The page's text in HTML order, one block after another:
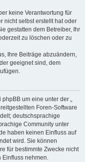
keine Verantwortung für
nicht selbst erstellt hat oder
gestatten dem Betreiber, Ihr
zu löschen oder zu
Ihre Beiträge abzuändern,
geeignet sind, dem
um eine unter der „
Foren-Software
deutschsprachige
Community unter
haben keinen Einfluss auf
wird. Sie können
für bestimmte Zwecke nicht
Einfluss nehmen.